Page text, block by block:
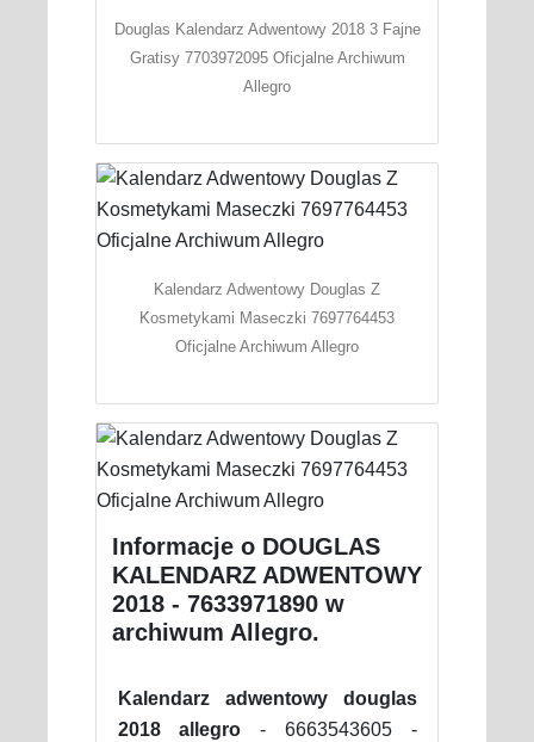
Douglas Kalendarz Adwentowy 2018 3 Fajne
Gratisy 7703972095 Oficjalne Archiwum
Allegro
Kalendarz Adwentowy Douglas Z
Kosmetykami Maseczki 7697764453
Oficjalne Archiwum Allegro
Informacje o DOUGLAS
KALENDARZ ADWENTOWY
2018 - 7633971890 w
archiwum Allegro.
Kalendarz adwentowy douglas
2018 allegro - 6663543605 -